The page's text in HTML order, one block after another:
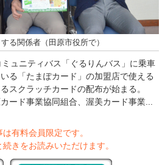
る関係者（田原市役所で）
ュニティバス「ぐるりんバス」に乗車
る「たまぽカード」の加盟店で使える
スクラッチカードの配布が始まる。
ード事業協同組合、渥美カード事業...
は有料会員限定です。
きをお読みいただけます。